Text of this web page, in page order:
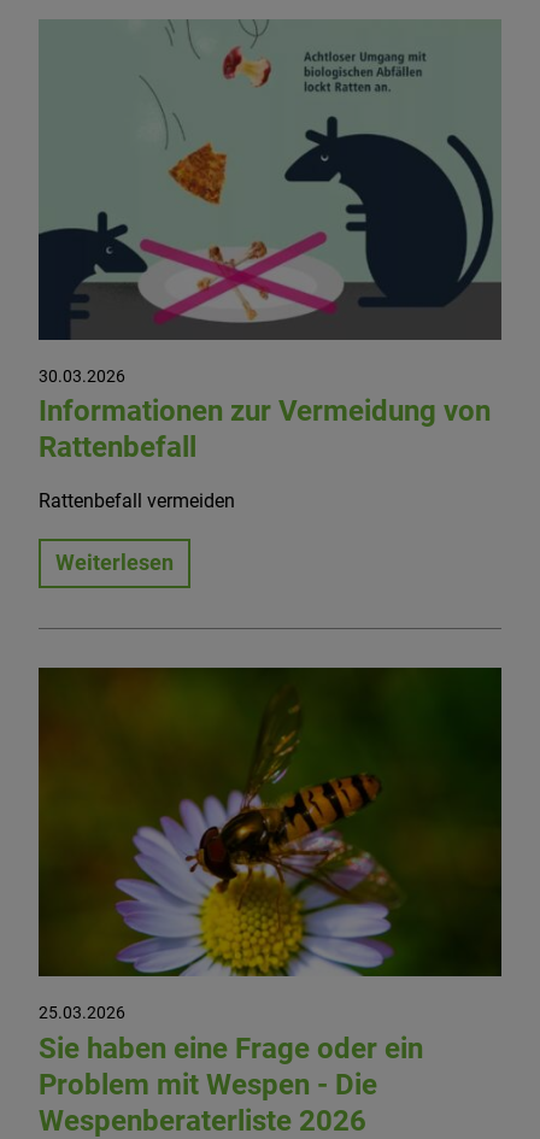
30.03.2026
Informationen zur Vermeidung von
Rattenbefall
Rattenbefall vermeiden
Weiterlesen
25.03.2026
Sie haben eine Frage oder ein
Problem mit Wespen - Die
Wespenberaterliste 2026